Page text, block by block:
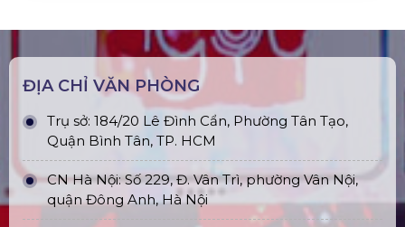
ĐỊA CHỈ VĂN PHÒNG
Trụ sở: 184/20 Lê Đình Cẩn, Phường Tân Tạo,
Quận Bình Tân, TP. HCM
CN Hà Nội: Số 229, Đ. Vân Trì, phường Vân Nội,
quận Đông Anh, Hà Nội